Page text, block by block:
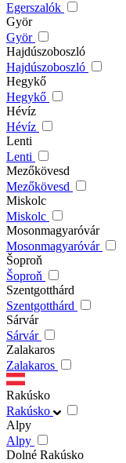
Egerszalók
Györ
Györ
Hajdúszoboszló
Hajdúszoboszló
Hegykő
Hegykő
Hévíz
Hévíz
Lenti
Lenti
Mezőkövesd
Mezőkövesd
Miskolc
Miskolc
Mosonmagyaróvár
Mosonmagyaróvár
Šoproň
Šoproň
Szentgotthárd
Szentgotthárd
Sárvár
Sárvár
Zalakaros
Zalakaros
Rakúsko
Rakúsko
Alpy
Alpy
Dolné Rakúsko